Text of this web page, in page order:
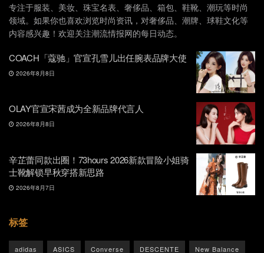
专注于服装、美妆、珠宝名表、奢侈品、箱包、鞋靴、潮玩等时尚
领域。如果你也喜欢浏览时尚资讯，对奢侈品、潮牌、球鞋文化等
内容感兴趣！欢迎关注潮流情报网的每日动态。
COACH「蔻驰」官宣孔雪儿出任腕表品牌大使
2026年8月8日
OLAY官宣宋茜成为全新品牌代言人
2026年8月8日
辛芷蕾同款出圈！73hours 2026新款冒险小姐骑
士靴解锁早秋穿搭新思路
2026年8月7日
标签
adidas ASICS Converse DESCENTE New Balance